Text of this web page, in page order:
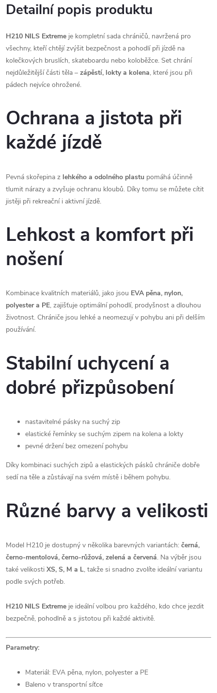
Detailní popis produktu
H210 NILS Extreme je kompletní sada chráničů, navržená pro
všechny, kteří chtějí zvýšit bezpečnost a pohodlí při jízdě na
kolečkových bruslích, skateboardu nebo koloběžce. Set chrání
nejdůležitější části těla – zápěstí, lokty a kolena, které jsou při
pádech nejvíce ohrožené.
Ochrana a jistota při
každé jízdě
Pevná skořepina z lehkého a odolného plastu pomáhá účinně
tlumit nárazy a zvyšuje ochranu kloubů. Díky tomu se můžete cítit
jistěji při rekreační i aktivní jízdě.
Lehkost a komfort při
nošení
Kombinace kvalitních materiálů, jako jsou EVA pěna, nylon,
polyester a PE, zajišťuje optimální pohodlí, prodyšnost a dlouhou
životnost. Chrániče jsou lehké a neomezují v pohybu ani při delším
používání.
Stabilní uchycení a
dobré přizpůsobení
nastavitelné pásky na suchý zip
elastické řemínky se suchým zipem na kolena a lokty
pevné držení bez omezení pohybu
Díky kombinaci suchých zipů a elastických pásků chrániče dobře
sedí na těle a zůstávají na svém místě i během pohybu.
Různé barvy a velikosti
Model H210 je dostupný v několika barevných variantách: černá,
černo-mentolová, černo-růžová, zelená a červená. Na výběr jsou
také velikosti XS, S, M a L, takže si snadno zvolíte ideální variantu
podle svých potřeb.
H210 NILS Extreme je ideální volbou pro každého, kdo chce jezdit
bezpečně, pohodlně a s jistotou při každé aktivitě.
Parametry:
Materiál: EVA pěna, nylon, polyester a PE
Baleno v transportní síťce